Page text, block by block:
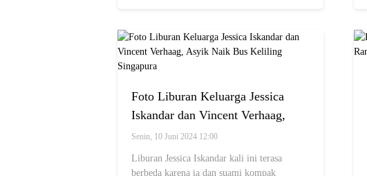
Foto Liburan Keluarga Jessica
Iskandar dan Vincent Verhaag,
Asyik Naik Bus Keliling Singapura
Senin, 10 Juni 2024 12:00
Liburan Jessica Iskandar kali ini terasa
berbeda karena ia dan suami kompak